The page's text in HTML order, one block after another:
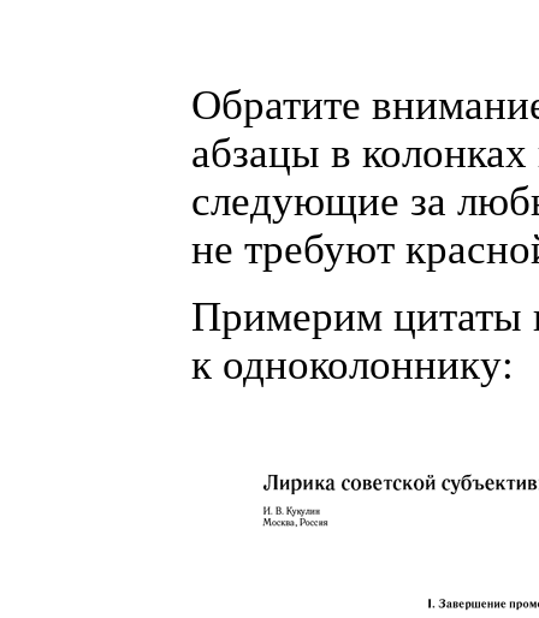
Обратите
абзацы в
следующие за
не требуют
Примерим цитаты
к одноколоннику: